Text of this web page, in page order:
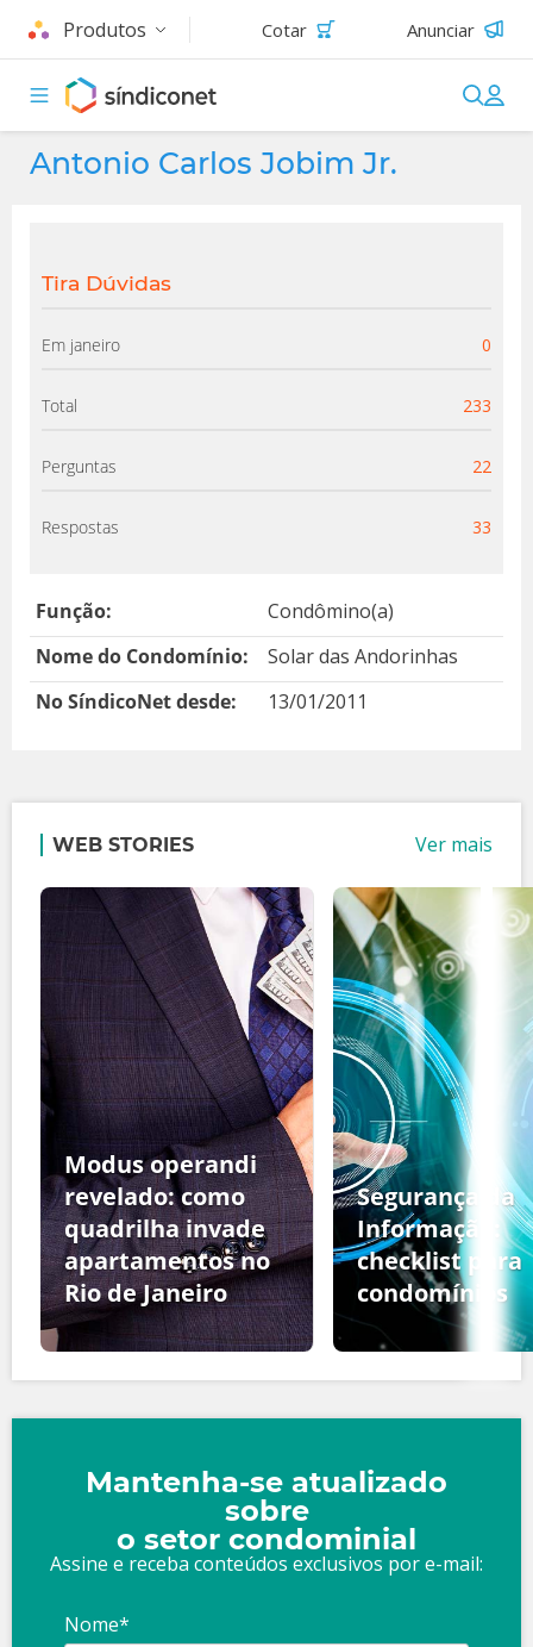
Produtos Cotar Anunciar
Antonio Carlos Jobim Jr.
Tira Dúvidas
Em janeiro 0
Total 233
Perguntas 22
Respostas 33
Função:
Condômino(a)
Nome do Condomínio:
Solar das Andorinhas
No SíndicoNet desde:
13/01/2011
WEB STORIES Ver mais
Modus operandi
revelado: como
quadrilha invade
apartamentos no
Rio de Janeiro
Segurança da
Informação:
checklist para
condomínios
Mantenha-se atualizado
sobre
o setor condominial
Assine e receba conteúdos exclusivos por e-mail:
Nome*